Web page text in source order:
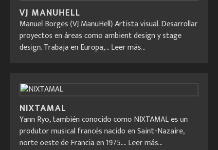
VJ MANUHELL
Manuel Borges (VJ ManuHell) Artista visual. Desarrollar
proyectos en áreas como ambient design y stage
design. Trabaja en Europa,...Leer más...
NIXTAMAL
Yann Ryo, también conocido como NIXTAMAL es un
produtor musical francés nacido en Saint-Nazaire,
norte oeste de Francia en 1975....Leer más...